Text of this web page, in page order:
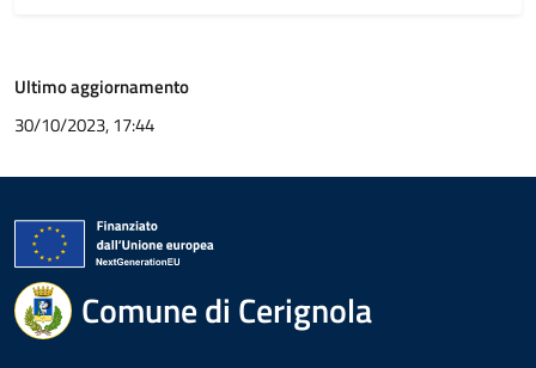
Ultimo aggiornamento
30/10/2023, 17:44
Comune di Cerignola